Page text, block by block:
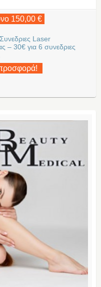
150,00 €
Laser
– 30€ για 6 συνεδριες